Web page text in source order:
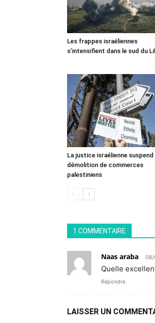
Les frappes israéliennes
s’intensifient dans le sud du
La justice israélienne suspend
démolition de commerces
palestiniens
1 COMMENTAIRE
Naas araba 08/
Quelle
Répondre
LAISSER UN